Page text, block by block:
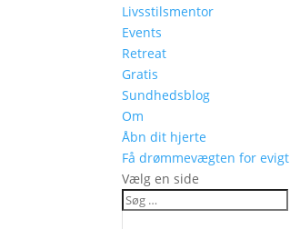
Livsstilsmentor
Events
Retreat
Gratis
Sundhedsblog
Om
Åbn dit hjerte
Få drømmevægten for evigt
Vælg en side